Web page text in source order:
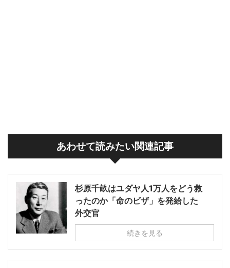
あわせて読みたい関連記事
杉原千畝はユダヤ人1万人をどう救
ったのか「命のビザ」を発給した
外交官
続きを見る